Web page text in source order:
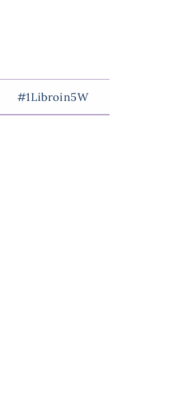
#1Libroin5W